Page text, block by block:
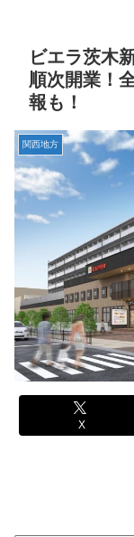
ビエラ茨木
順次開業！
報も！
関西地方
X